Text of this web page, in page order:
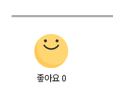
좋아요0